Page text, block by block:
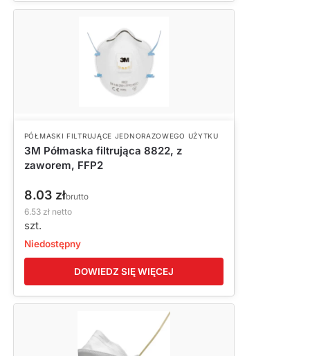
PÓŁMASKI FILTRUJĄCE JEDNORAZOWEGO UŻYTKU
3M Półmaska filtrująca 8822, z
zaworem, FFP2
8.03 złbrutto
6.53 złnetto
szt.
Niedostępny
DOWIEDZ SIĘ WIĘCEJ